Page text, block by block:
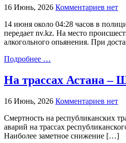
16 Июнь, 2026 Комментариев нет
14 июня около 04:28 часов в
передает nv.kz. На место
алкогольного опьянения. При
Подробнее …
На трассах Астана –
16 Июнь, 2026 Комментариев нет
Смертность на республиканских
аварий на трассах
Наиболее заметное снижение […]